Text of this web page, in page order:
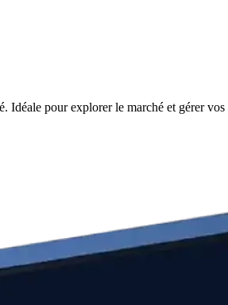
Idéale pour explorer le marché et gérer vos